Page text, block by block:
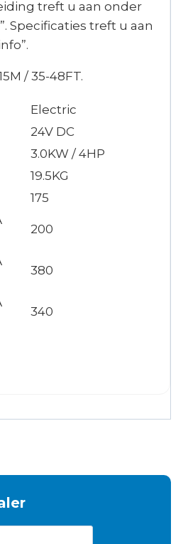
treft u aan onder
Specificaties treft u aan
/ 35-48FT.
Electric
24V DC
3.0KW / 4HP
19.5KG
175
200
380
340